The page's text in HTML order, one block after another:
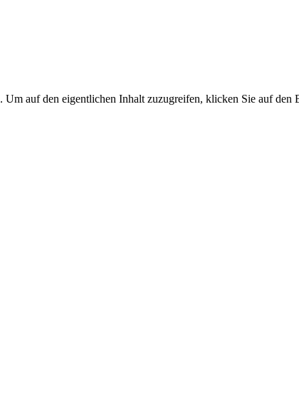
. Um auf den eigentlichen Inhalt zuzugreifen, klicken Sie auf den